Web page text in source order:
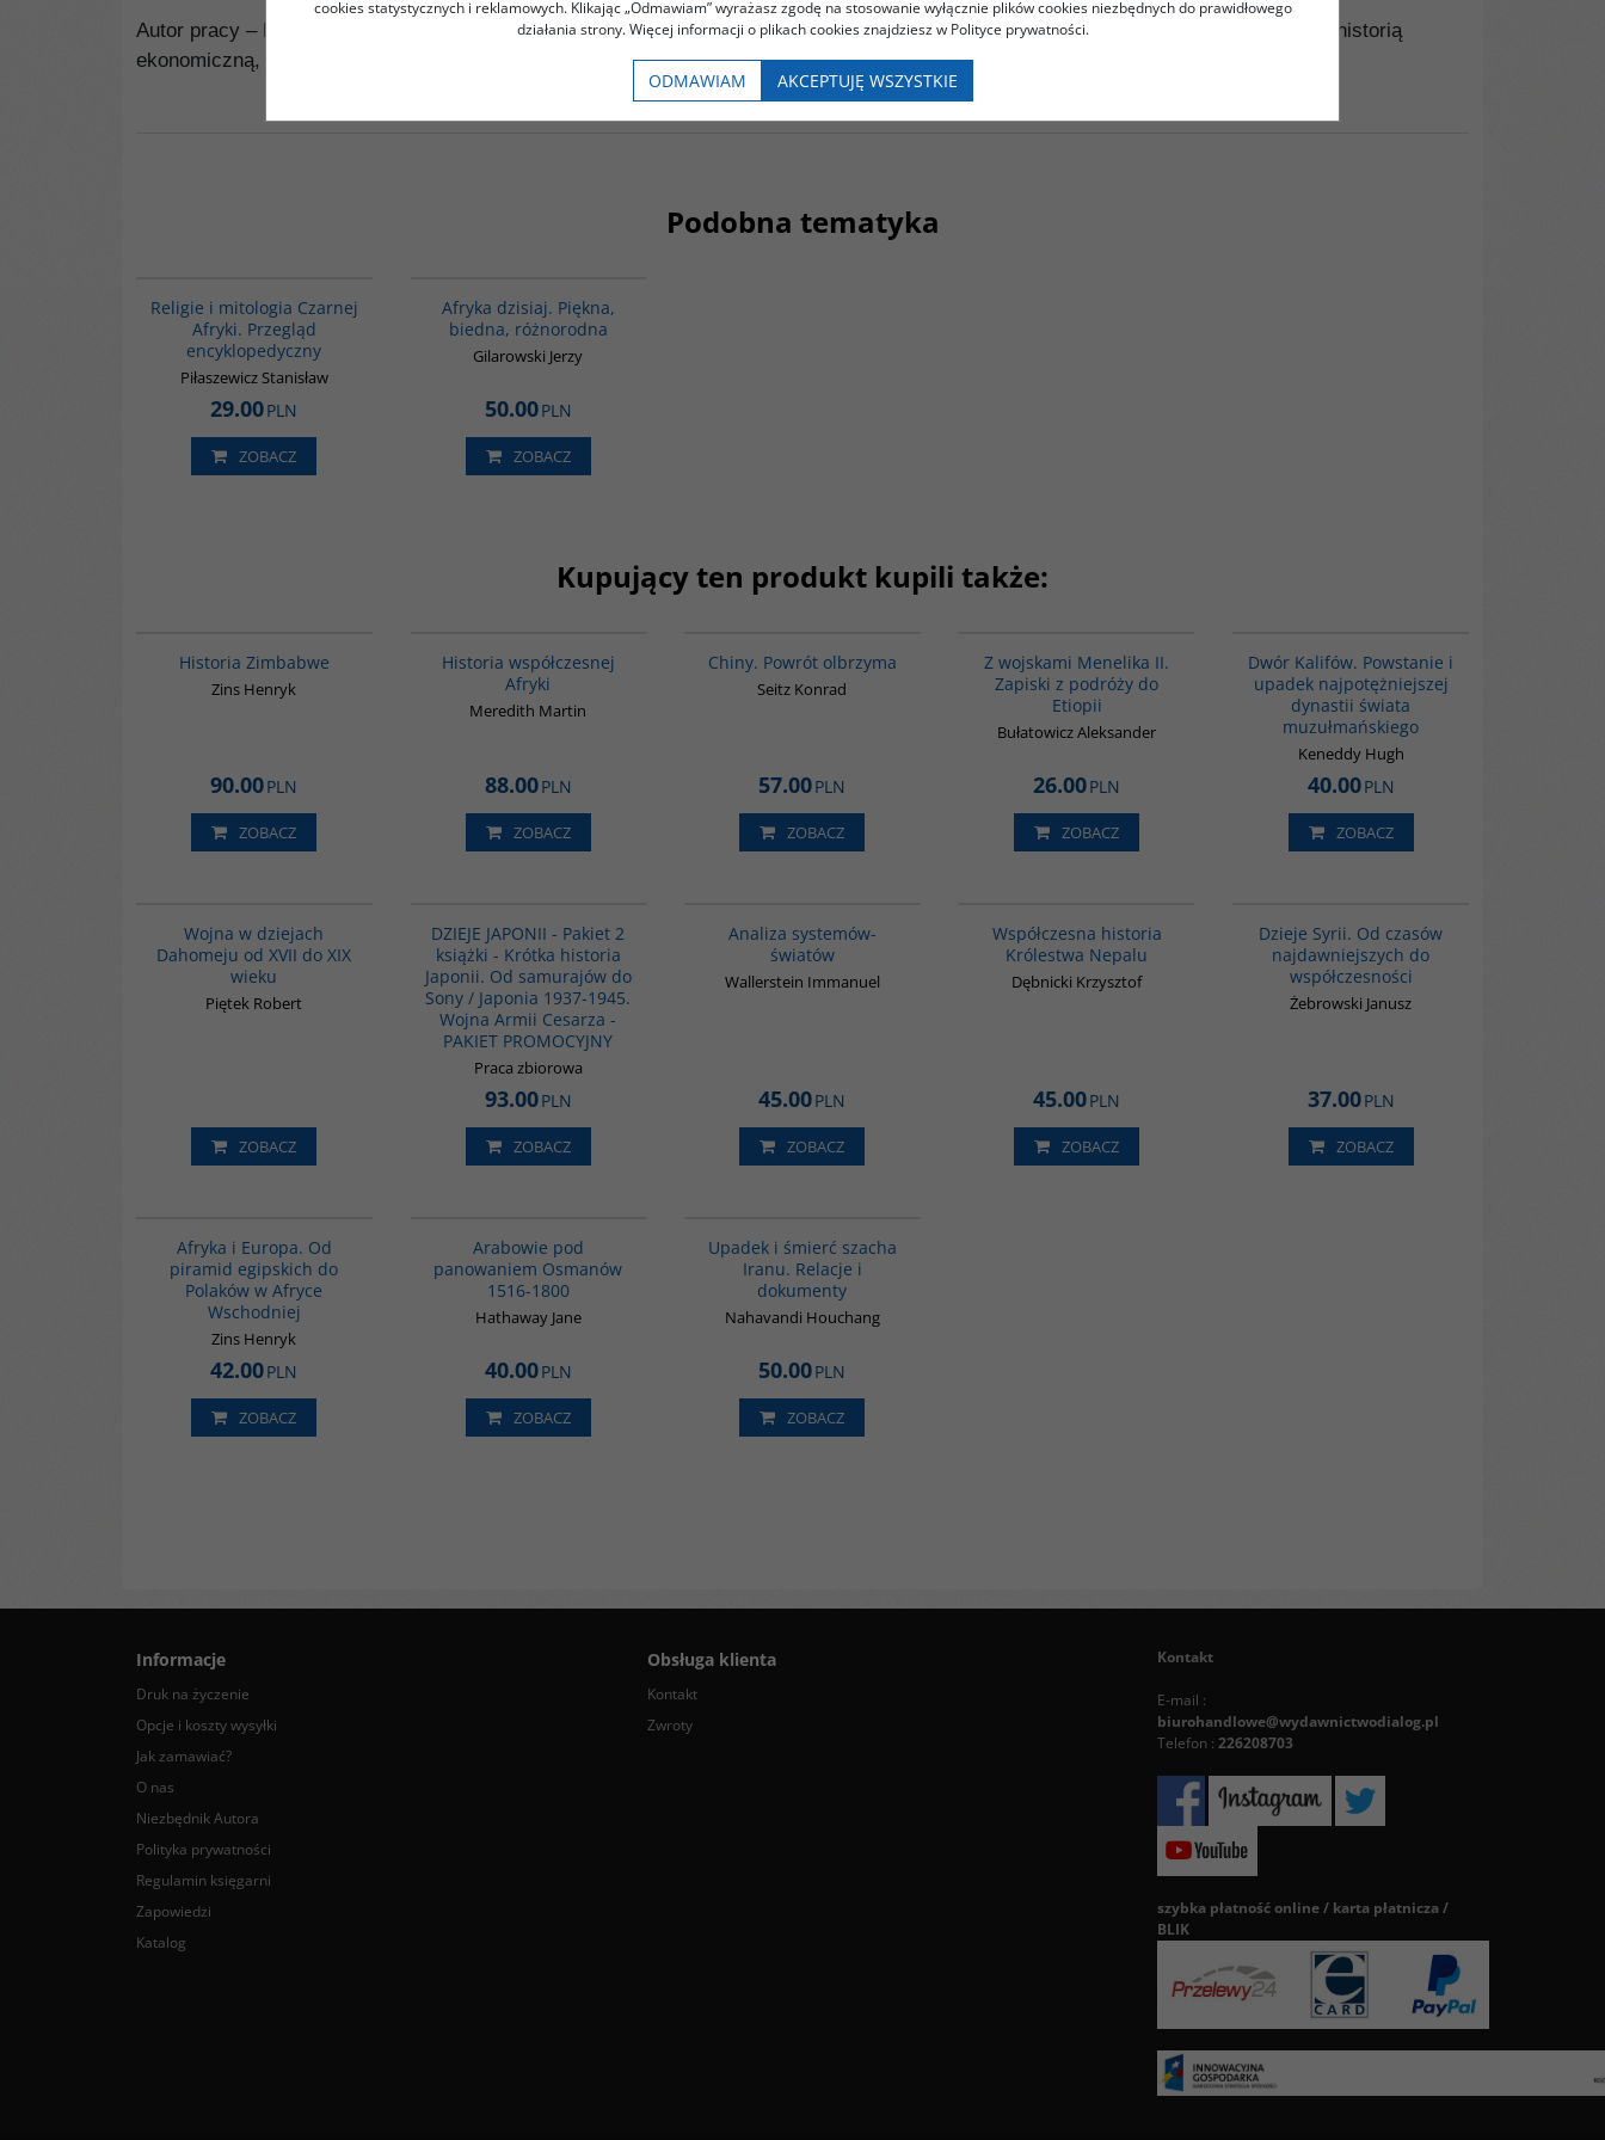
Autor pracy – Marek Pawełczak – jest pracownikiem Instytutu Historii Uniwersytetu Warszawskiego, gdzie zajmuje się badaniami nad historią
ekonomiczną, polityczną i społeczną Afryki.
Podobna tematyka
Religie i mitologia Czarnej
Afryki. Przegląd
encyklopedyczny
Piłaszewicz Stanisław
29.00PLN
ZOBACZ
Afryka dzisiaj. Piękna,
biedna, różnorodna
Gilarowski Jerzy
50.00PLN
ZOBACZ
Kupujący ten produkt kupili także:
Historia Zimbabwe
Zins Henryk
90.00PLN
ZOBACZ
Historia współczesnej
Afryki
Meredith Martin
88.00PLN
ZOBACZ
Chiny. Powrót olbrzyma
Seitz Konrad
57.00PLN
ZOBACZ
Z wojskami Menelika II.
Zapiski z podróży do
Etiopii
Bułatowicz Aleksander
26.00PLN
ZOBACZ
Dwór Kalifów. Powstanie i
upadek najpotężniejszej
dynastii świata
muzułmańskiego
Keneddy Hugh
40.00PLN
ZOBACZ
Wojna w dziejach
Dahomeju od XVII do XIX
wieku
Piętek Robert
ZOBACZ
DZIEJE JAPONII - Pakiet 2
książki - Krótka historia
Japonii. Od samurajów do
Sony / Japonia 1937-1945.
Wojna Armii Cesarza -
PAKIET PROMOCYJNY
Praca zbiorowa
93.00PLN
ZOBACZ
Analiza systemów-
światów
Wallerstein Immanuel
45.00PLN
ZOBACZ
Współczesna historia
Królestwa Nepalu
Dębnicki Krzysztof
45.00PLN
ZOBACZ
Dzieje Syrii. Od czasów
najdawniejszych do
współczesności
Żebrowski Janusz
37.00PLN
ZOBACZ
Afryka i Europa. Od
piramid egipskich do
Polaków w Afryce
Wschodniej
Zins Henryk
42.00PLN
ZOBACZ
Arabowie pod
panowaniem Osmanów
1516-1800
Hathaway Jane
40.00PLN
ZOBACZ
Upadek i śmierć szacha
Iranu. Relacje i
dokumenty
Nahavandi Houchang
50.00PLN
ZOBACZ
Informacje
Druk na życzenie
Opcje i koszty wysyłki
Jak zamawiać?
O nas
Niezbędnik Autora
Polityka prywatności
Regulamin księgarni
Zapowiedzi
Katalog
Obsługa klienta
Kontakt
Zwroty
Kontakt
E-mail :
biurohandlowe@wydawnictwodialog.pl
Telefon : 226208703
szybka płatność online / karta płatnicza /
BLIK
cookies statystycznych i reklamowych. Klikając „Odmawiam” wyrażasz zgodę na stosowanie wyłącznie plików cookies niezbędnych do prawidłowego
działania strony. Więcej informacji o plikach cookies znajdziesz w Polityce prywatności.
ODMAWIAM AKCEPTUJĘ WSZYSTKIE